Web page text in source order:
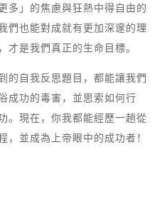
多」的焦慮與狂熱中得自由的
們也能對成就有更加深邃的理
是我們真正的生命目標。
的自我反思題目，都能讓我們
成功的毒害，並思索如何行
。現在，你我都能經歷一趟從
，並成為上帝眼中的成功者！